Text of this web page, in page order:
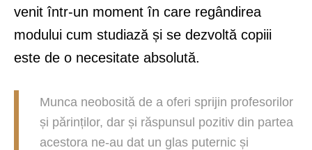
venit într-un moment în care regândirea
modului cum studiază și se dezvoltă copiii
este de o necesitate absolută.
Munca neobosită de a oferi sprijin profesorilor
și părinților, dar și răspunsul pozitiv din partea
acestora ne-au dat un glas puternic și